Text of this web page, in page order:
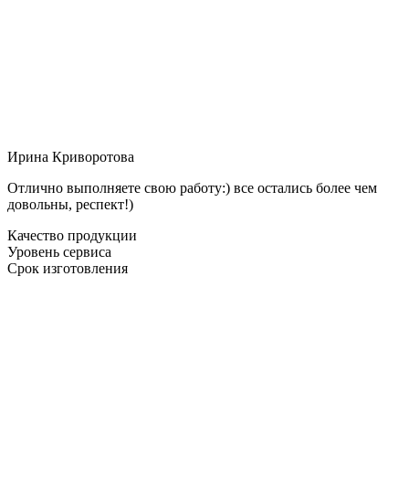
Ирина Криворотова
Отлично выполняете свою работу:) все остались более чем
довольны, респект!)
Качество продукции
Уровень сервиса
Срок изготовления